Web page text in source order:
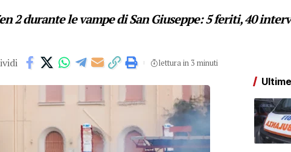
2 durante le vampe di San Giuseppe: 5 feriti, 40
lettura in 3 minuti